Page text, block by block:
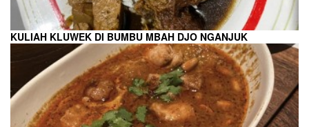
KULIAH KLUWEK DI BUMBU MBAH DJO NGANJUK